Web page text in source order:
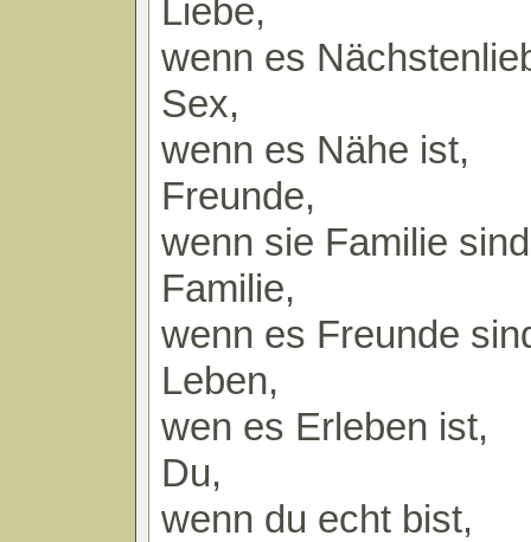
Liebe,
wenn es
Sex,
wenn es Nähe ist,
Freunde,
wenn sie Familie
Familie,
wenn es Freunde
Leben,
wen es Erleben ist,
Du,
wenn du echt bist,